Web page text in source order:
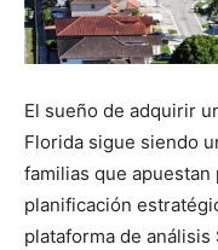
El sueño de adquirir
Florida sigue siendo
familias que
planificación
plataforma de